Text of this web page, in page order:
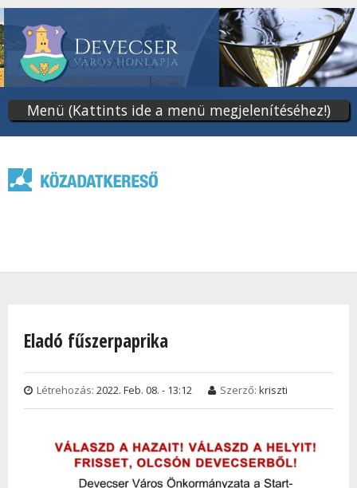
tartalomra
Menü (Kattints ide a menü megjelenítéséhez!)
Eladó fűszerpaprika
Létrehozás: 2022. Feb. 08. - 13:12 Szerző: kriszti